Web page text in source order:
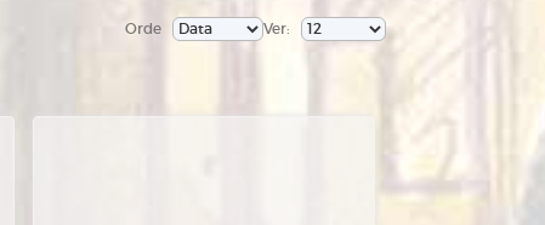
Ver:
Orde